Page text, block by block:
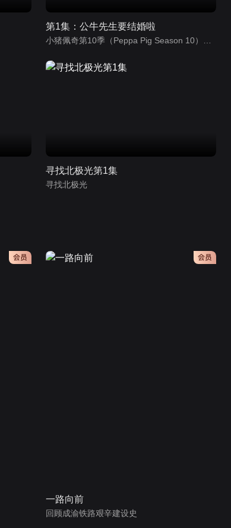
第1集：公牛先生要结婚啦
小猪佩奇第10季（Peppa Pig Season 10）（中文版） 有声音频
寻找北极光第1集
寻找北极光
会员
一路向前
回顾成渝铁路艰辛建设史